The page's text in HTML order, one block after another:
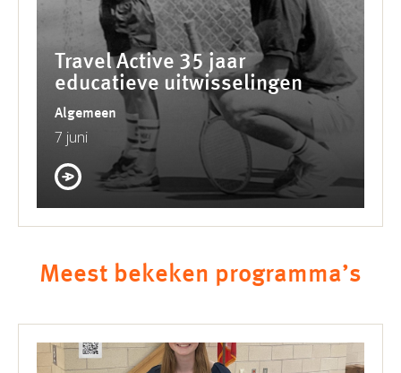
Travel Active 35 jaar
educatieve uitwisselingen
Algemeen
7 juni
Meest bekeken programma’s